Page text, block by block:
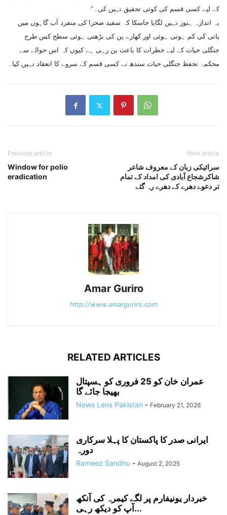
کے لیے کسی قسم کی کوئی تحقیق نہیں کی۔‘‘
یہ اندازہ ہنوز نہیں لگایا جاسکا کہ سفید صحرا کی منفرد آب گاہوں میں
پانی کی کم ہوتی ہوئی اور کھارے پن کی بڑھتی ہوئی سطح کس طرح
جنگلی حیات کے لیے خطرات کا باعث بن رہی ہے کیوں کہ اس حوالے سے
محکمۂ تحفظ جنگلی حیات سندھ نے کسی قسم کے سروے کا انعقاد نہیں کیا۔
Previous article
Window for polio
eradication
Next article
سرائیکی زبان کے معروف شاعر
شاکرشجاع آبادی کی امداد کے تمام
تر دعوے دھرے کے دھرے رہ گئے
Amar Guriro
http://www.amarguriro.com
RELATED ARTICLES
عمران خان کو 25 فروری کو ہسپتال
بھیجا جائے گا
News Lens Pakistan - February 21, 2026
ایرانی صدر کا پاکستان کا پہلا سرکاری
دورہ
Rameez Sandhu - August 2, 2025
خبردار یونیفارم پر لگے کیمرہ کی آنکھ
آپ کو دیکھ رہی...